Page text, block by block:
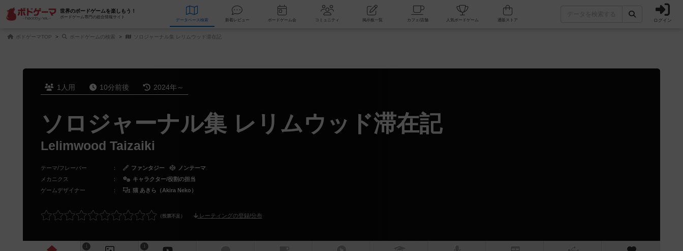
世界のボードゲームを楽しもう！
ボードゲーム専門の総合情報サイト
データベース 検索 新着レビュー ボードゲーム会 コミュニティ 掲示板一覧 カフェ/店舗 人気ボードゲーム ログイン
ボドゲーマTOP ボードゲームの検索 ソロジャーナル集 レリムウッド滞在記
1人用 10分前後 2024年～
ソロジャーナル集 レリムウッド滞在記
Lelimwood Taizaiki
テーマ/フレーバー ： ファンタジー
ノンテーマ
メカニクス
：
キャラクター/役割の担当
ゲームデザイナー
： 猫 あきら（Akira Neko）
レーティングの登録/分布
1 1